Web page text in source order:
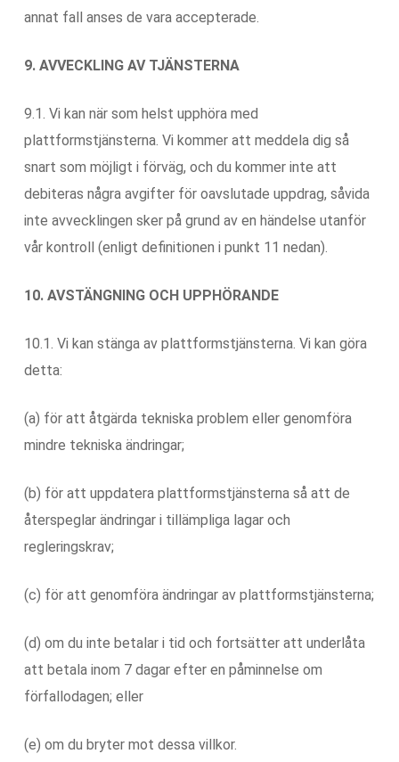
annat fall anses de vara accepterade.
9. AVVECKLING AV TJÄNSTERNA
9.1. Vi kan när som helst upphöra med
plattformstjänsterna. Vi kommer att meddela dig så
snart som möjligt i förväg, och du kommer inte att
debiteras några avgifter för oavslutade uppdrag, såvida
inte avvecklingen sker på grund av en händelse utanför
vår kontroll (enligt definitionen i punkt 11 nedan).
10. AVSTÄNGNING OCH UPPHÖRANDE
10.1. Vi kan stänga av plattformstjänsterna. Vi kan göra
detta:
(a) för att åtgärda tekniska problem eller genomföra
mindre tekniska ändringar;
(b) för att uppdatera plattformstjänsterna så att de
återspeglar ändringar i tillämpliga lagar och
regleringskrav;
(c) för att genomföra ändringar av plattformstjänsterna;
(d) om du inte betalar i tid och fortsätter att underlåta
att betala inom 7 dagar efter en påminnelse om
förfallodagen; eller
(e) om du bryter mot dessa villkor.